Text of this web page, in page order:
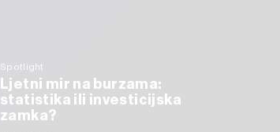
Spotlight
Ljetni mir na burzama:
statistika ili investicijska
zamka?